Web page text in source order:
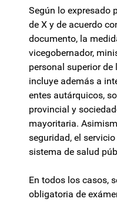
Según lo expresado
de X y de acuerdo
documento, la
vicegobernador,
personal superior
incluye además a
entes autárquicos,
provincial y
mayoritaria.
seguridad, el
sistema de salud
En todos los casos,
obligatoria de